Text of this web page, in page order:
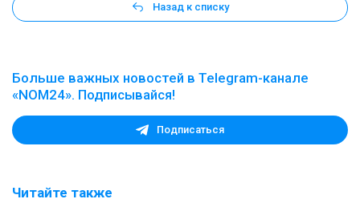
Назад к списку
Больше важных новостей в Telegram-канале
«NOM24». Подписывайся!
Подписаться
Читайте также